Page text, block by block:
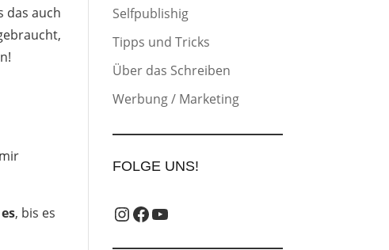
das auch
, bis es
Selfpublishig
Tipps und Tricks
Über das Schreiben
Werbung / Marketing
FOLGE UNS!
Instagram_label
Facebook-LabelYouTube-Label